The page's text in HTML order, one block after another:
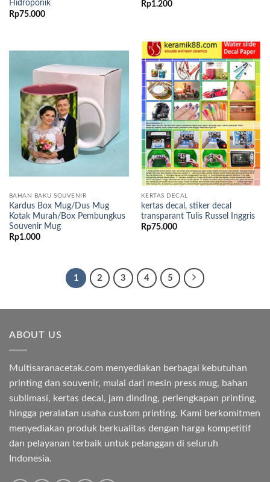
Hidroponik
Rp75.000
Rp1.200
BAHAN BAKU SOUVENIR
Kardus Box Mug/Dus Mug
Kotak Murah/Box Pembungkus
Souvenir Mug
Rp1.000
KERTAS DECAL
kertas decal, stiker decal
transparant Tulis Russel Inggris
Rp75.000
1 2 3 4 5
ABOUT US
Multisaranacetak.com menyediakan berbagai kebutuhan
printing dan souvenir, mulai dari mesin press mug, bahan
sublimasi, kertas decal, jam dinding, perlengkapan printing,
hingga peralatan usaha custom printing. Kami berkomitmen
menyediakan produk berkualitas dengan harga kompetitif
dan pelayanan terbaik untuk pelanggan di seluruh
Indonesia.